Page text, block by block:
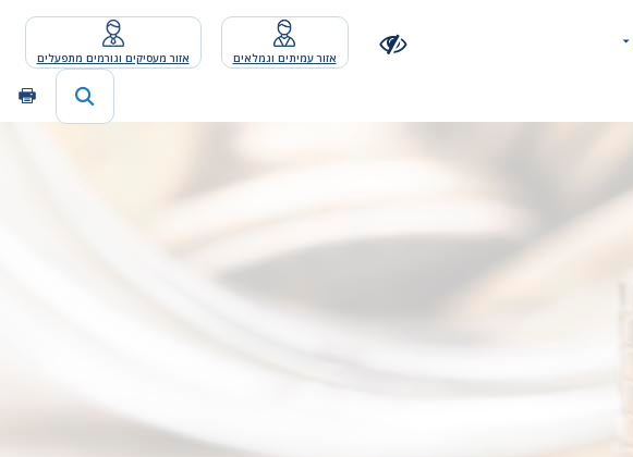
אזור עמיתים וגמלאים אזור מעסיקים וגורמים מתפעלים